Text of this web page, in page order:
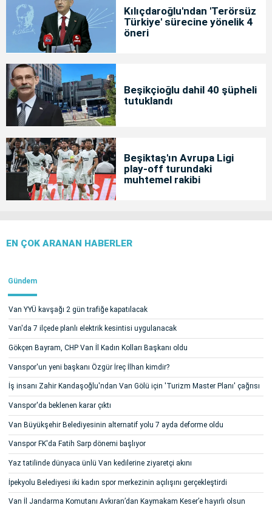
Kılıçdaroğlu'ndan 'Terörsüz
Türkiye' sürecine yönelik 4
öneri
Beşikçioğlu dahil 40 şüpheli
tutuklandı
Beşiktaş'ın Avrupa Ligi
play-off turundaki
muhtemel rakibi
EN ÇOK ARANAN HABERLER
Gündem
Van YYÜ kavşağı 2 gün trafiğe kapatılacak
Van'da 7 ilçede planlı elektrik kesintisi uygulanacak
Gökçen Bayram, CHP Van İl Kadın Kolları Başkanı oldu
Vanspor'un yeni başkanı Özgür İreç İlhan kimdir?
İş insanı Zahir Kandaşoğlu'ndan Van Gölü için 'Turizm Master Planı' çağrısı
Vanspor'da beklenen karar çıktı
Van Büyükşehir Belediyesinin alternatif yolu 7 ayda deforme oldu
Vanspor FK'da Fatih Sarp dönemi başlıyor
Yaz tatilinde dünyaca ünlü Van kedilerine ziyaretçi akını
İpekyolu Belediyesi iki kadın spor merkezinin açılışını gerçekleştirdi
Van İl Jandarma Komutanı Avkıran’dan Kaymakam Keser’e hayırlı olsun